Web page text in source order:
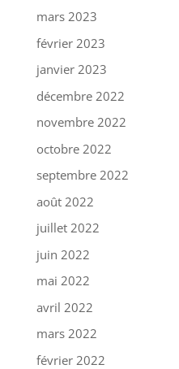
mars 2023
février 2023
janvier 2023
décembre 2022
novembre 2022
octobre 2022
septembre 2022
août 2022
juillet 2022
juin 2022
mai 2022
avril 2022
mars 2022
février 2022